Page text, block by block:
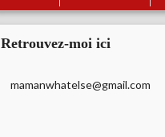
Retrouvez-moi ici
mamanwhatelse@gmail.com